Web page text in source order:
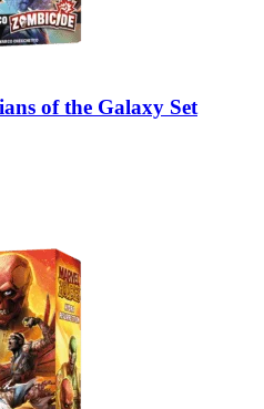
of the Galaxy Set